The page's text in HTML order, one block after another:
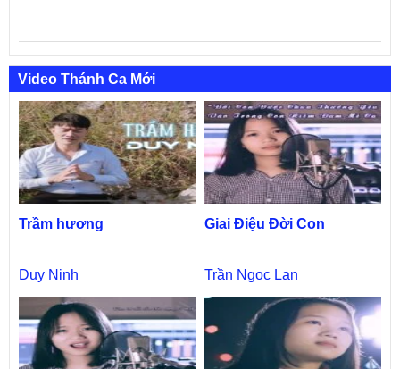
Video Thánh Ca Mới
Trầm hương
Duy Ninh
Giai Điệu Đời Con
Trần Ngọc Lan